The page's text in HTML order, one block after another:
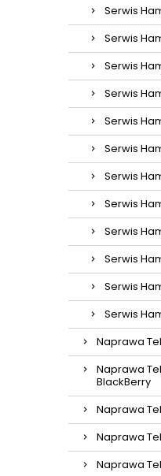
Serwis
Serwis
Serwis
Serwis
Serwis
Serwis
Serwis
Serwis
Serwis
Serwis
Serwis
Serwis
Naprawa
Naprawa
BlackBerry
Naprawa
Naprawa
Naprawa